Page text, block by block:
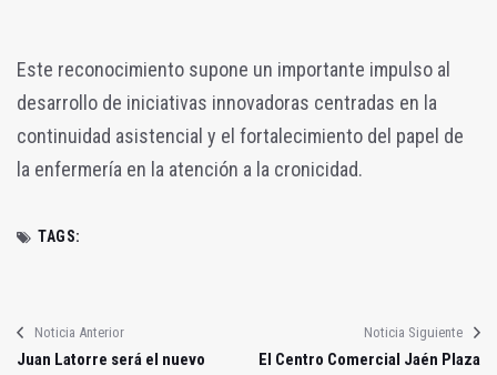
Este reconocimiento supone un importante impulso al
desarrollo de iniciativas innovadoras centradas en la
continuidad asistencial y el fortalecimiento del papel de
la enfermería en la atención a la cronicidad.
TAGS:
Noticia Anterior
Juan Latorre será el nuevo
Noticia Siguiente
El Centro Comercial Jaén Plaza